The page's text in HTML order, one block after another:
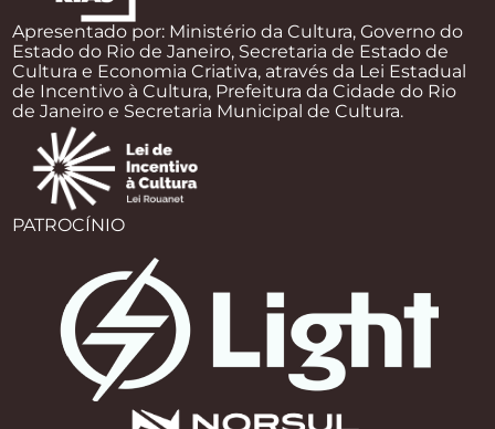
Apresentado por: Ministério da Cultura, Governo do
Estado do Rio de Janeiro, Secretaria de Estado de
Cultura e Economia Criativa, através da Lei Estadual
de Incentivo à Cultura, Prefeitura da Cidade do Rio
de Janeiro e Secretaria Municipal de Cultura.
PATROCÍNIO